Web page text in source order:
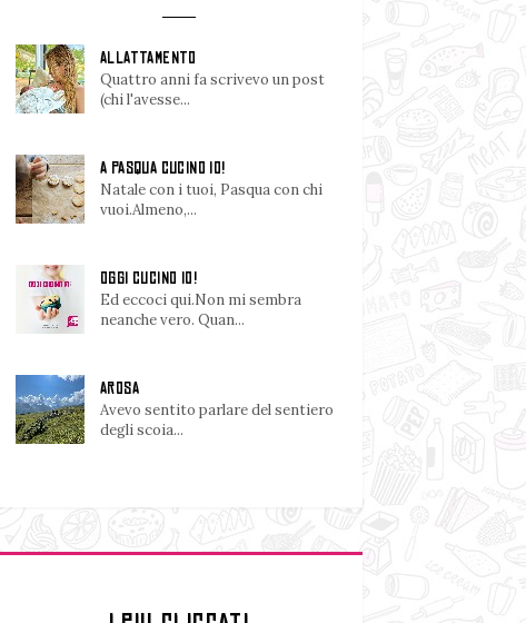
ALLATTAMENTO
Quattro anni fa scrivevo un post
(chi l'avesse...
A PASQUA CUCINO IO!
Natale con i tuoi, Pasqua con chi
vuoi.Almeno,...
OGGI CUCINO IO!
Ed eccoci qui.Non mi sembra
neanche vero. Quan...
AROSA
Avevo sentito parlare del sentiero
degli scoia...